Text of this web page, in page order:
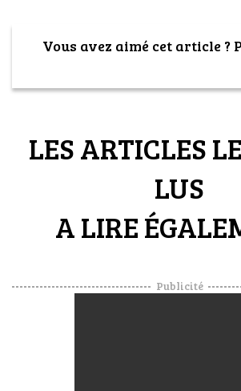
Vous avez aimé cet article ?
LES ARTICLES
LUS
A LIRE
Publicité